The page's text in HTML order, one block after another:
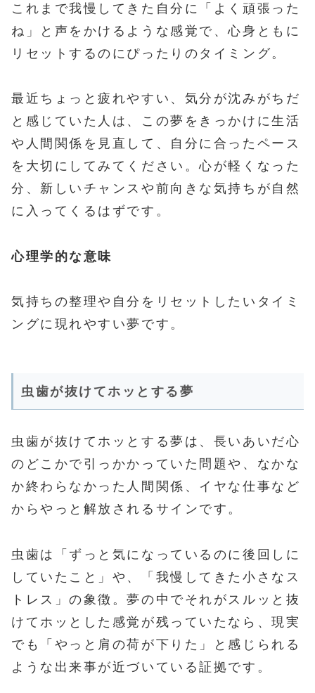
これまで我慢してきた自分に「よく頑張った
ね」と声をかけるような感覚で、心身ともに
リセットするのにぴったりのタイミング。
最近ちょっと疲れやすい、気分が沈みがちだ
と感じていた人は、この夢をきっかけに生活
や人間関係を見直して、自分に合ったペース
を大切にしてみてください。心が軽くなった
分、新しいチャンスや前向きな気持ちが自然
に入ってくるはずです。
心理学的な意味
気持ちの整理や自分をリセットしたいタイミ
ングに現れやすい夢です。
虫歯が抜けてホッとする夢
虫歯が抜けてホッとする夢は、長いあいだ心
のどこかで引っかかっていた問題や、なかな
か終わらなかった人間関係、イヤな仕事など
からやっと解放されるサインです。
虫歯は「ずっと気になっているのに後回しに
していたこと」や、「我慢してきた小さなス
トレス」の象徴。夢の中でそれがスルッと抜
けてホッとした感覚が残っていたなら、現実
でも「やっと肩の荷が下りた」と感じられる
ような出来事が近づいている証拠です。